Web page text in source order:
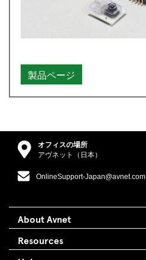
製品ページ
オフィスの場所
アヴネット（日本）
OnlineSupport-Japan@avnet.com
About Avnet
Resources